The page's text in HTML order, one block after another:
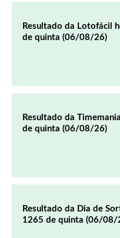
Resultado da Lotofácil
de quinta (06/08/26)
Resultado da
de quinta (06/08/26)
Resultado da Dia de
1265 de quinta (06/08/